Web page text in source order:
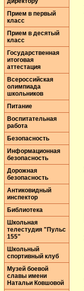
Прием в первый
класс
Прием в десятый
класс
Государственная
итоговая
аттестация
Всероссийская
олимпиада
школьников
Питание
Воспитательная
работа
Безопасность
Информационная
безопасность
Дорожная
безопасность
Антиковидный
инспектор
Библиотека
Школьная
телестудия "Пульс
155"
Школьный
спортивный клуб
Музей боевой
славы имени
Натальи Ковшовой